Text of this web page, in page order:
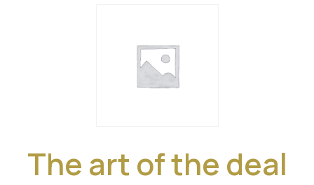
The art of the deal